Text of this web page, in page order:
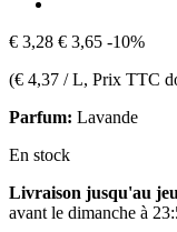
€ 3,28 € 3,65 -10%
(€ 4,37 / L, Prix TTC
Parfum: Lavande
En stock
Livraison jusqu'au
avant le dimanche à